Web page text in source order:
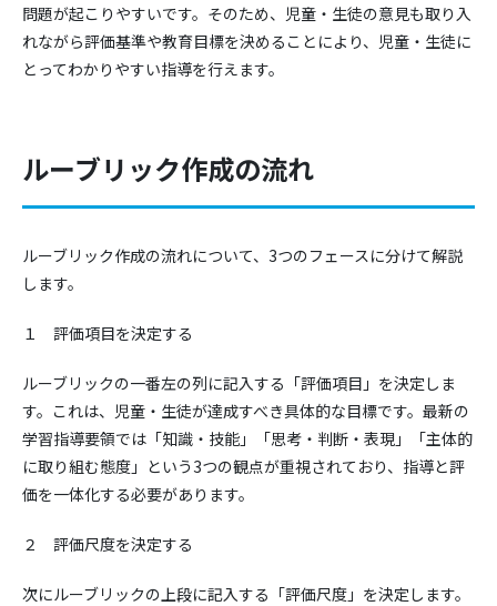
問題が起こりやすいです。そのため、児童・生徒の意見も取り入
れながら評価基準や教育目標を決めることにより、児童・生徒に
とってわかりやすい指導を行えます。
ルーブリック作成の流れ
ルーブリック作成の流れについて、3つのフェースに分けて解説
します。
１ 評価項目を決定する
ルーブリックの一番左の列に記入する「評価項目」を決定しま
す。これは、児童・生徒が達成すべき具体的な目標です。最新の
学習指導要領では「知識・技能」「思考・判断・表現」「主体的
に取り組む態度」という3つの観点が重視されており、指導と評
価を一体化する必要があります。
２ 評価尺度を決定する
次にルーブリックの上段に記入する「評価尺度」を決定します。